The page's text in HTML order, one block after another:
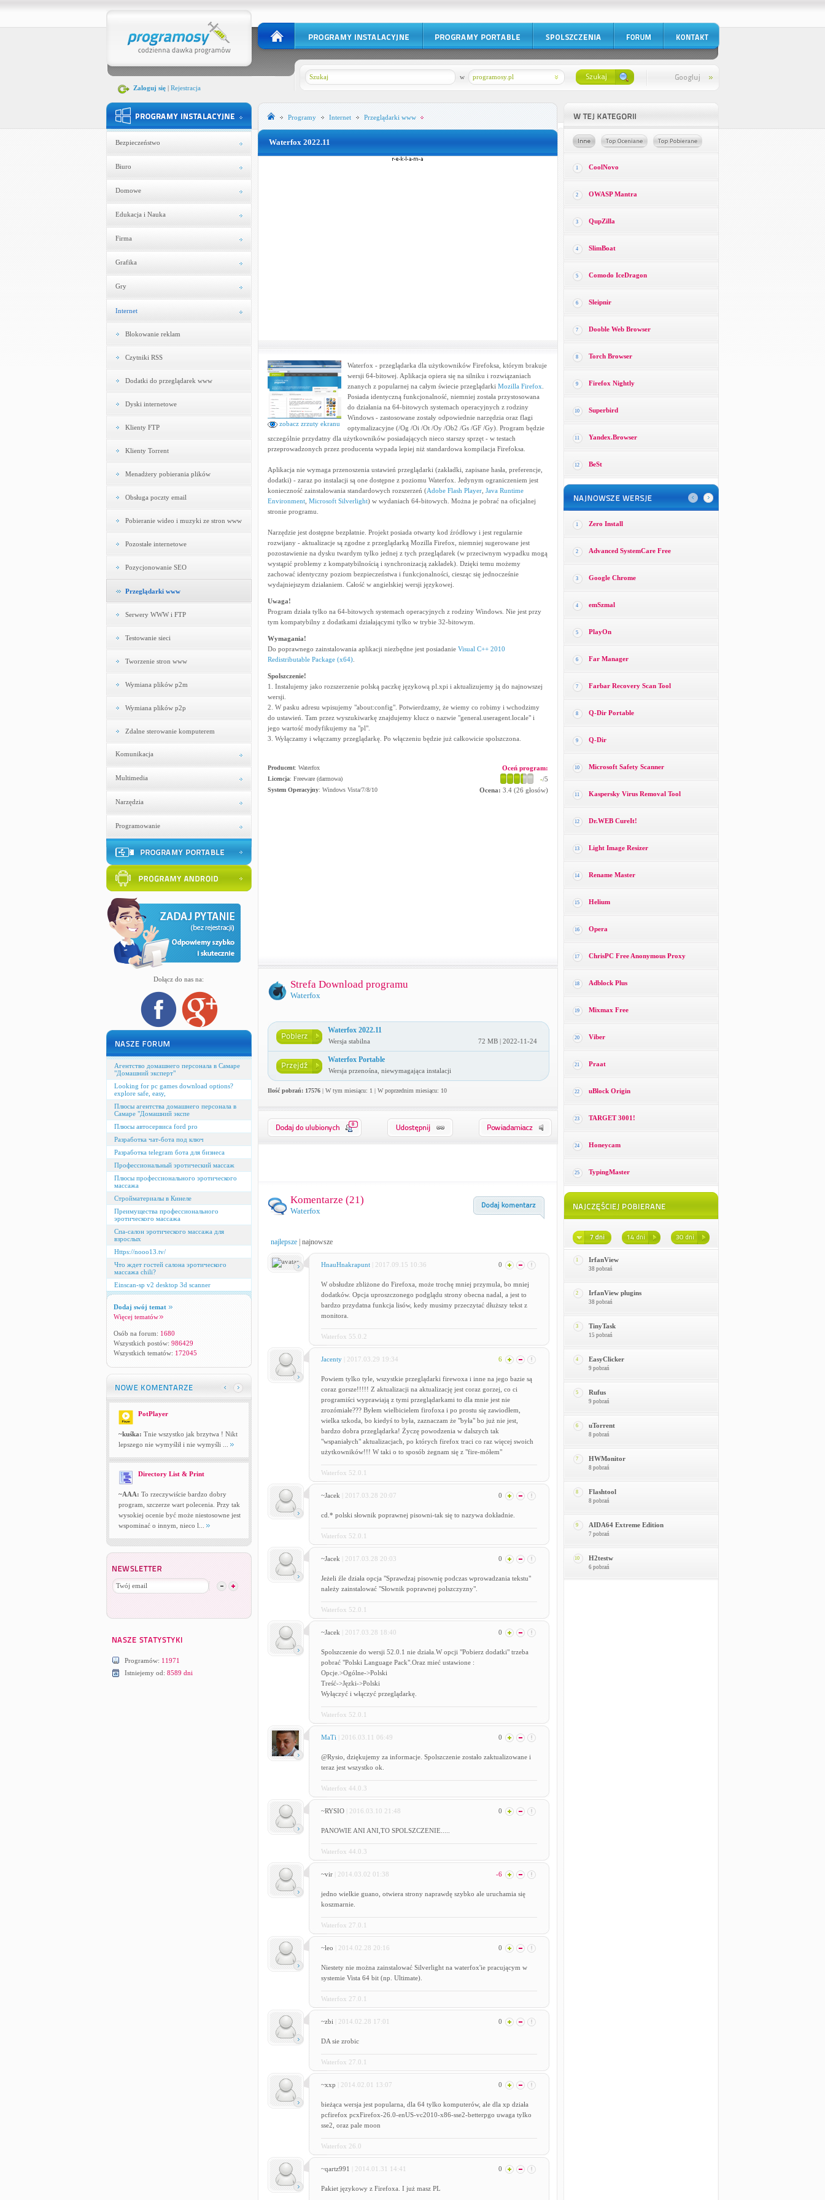
Zaloguj się| Rejestracja
programosy.pl
w
Bezpieczeństwo
Biuro
Domowe
Edukacja i Nauka
Firma
Grafika
Gry
Internet
Blokowanie reklam
Czytniki RSS
Dodatki do przeglądarek www
Dyski internetowe
Klienty FTP
Klienty Torrent
Menadżery pobierania plików
Obsługa poczty email
Pobieranie wideo i muzyki ze stron www
Pozostałe internetowe
Pozycjonowanie SEO
Przeglądarki www
Serwery WWW i FTP
Testowanie sieci
Tworzenie stron www
Wymiana plików p2m
Wymiana plików p2p
Zdalne sterowanie komputerem
Komunikacja
Multimedia
Narzędzia
Programowanie
Dołącz do nas na:
Агентство домашнего персонала в Самаре
"Домашний эксперт"
Looking for pc games download options?
explore safe, easy,
Плюсы агентства домашнего персонала в
Самаре "Домашний экспе
Плюсы автосервиса ford pro
Разработка чат-бота под ключ
Разработка telegram бота для бизнеса
Профессиональный эротический массаж
Плюсы профессионального эротического
массажа
Стройматериалы в Кинеле
Преимущества профессионального
эротического массажа
Спа-салон эротического массажа для
взрослых
Https://nooo13.tv/
Что ждет гостей салона эротического
массажа chili?
Einscan-sp v2 desktop 3d scanner
Dodaj swój temat
Więcej tematów
Osób na forum: 1680
Wszystkich postów: 986429
Wszystkich tematów: 172045
PotPlayer
~kuśka: Tnie wszystko jak brzytwa ! Nikt
lepszego nie wymyślił i nie wymyśli ...
Directory List & Print
~AAA: To rzeczywiście bardzo dobry
program, szczerze wart polecenia. Przy tak
wysokiej ocenie być może niestosowne jest
wspominać o innym, nieco l...
Programów: 11971
Istniejemy od: 8589 dni
Programy Internet Przeglądarki www
Waterfox 2022.11
zobacz zrzuty ekranu
Waterfox - przeglądarka dla użytkowników Firefoksa, którym brakuje
wersji 64-bitowej. Aplikacja opiera się na silniku i rozwiązaniach
znanych z popularnej na całym świecie przeglądarki Mozilla Firefox
Posiada identyczną funkcjonalność, niemniej została przystosowana
do działania na 64-bitowych systemach operacyjnych z rodziny
Windows - zastosowane zostały odpowiednie narzędzia oraz flagi
optymalizacyjne (/Og /Oi /Ot /Oy /Ob2 /Gs /GF /Gy). Program będzie
szczególnie przydatny dla użytkowników posiadających nieco starszy sprzęt - w testach
przeprowadzonych przez producenta wypada lepiej niż standardowa kompilacja Firefoksa.
Aplikacja nie wymaga przenoszenia ustawień przeglądarki (zakładki, zapisane hasła, preferencje,
dodatki) - zaraz po instalacji są one dostępne z poziomu Waterfox. Jedynym ograniczeniem jest
konieczność zainstalowania standardowych rozszerzeń (Adobe Flash Player, Java Runtime
Environment, Microsoft Silverlight) w wydaniach 64-bitowych. Można je pobrać na oficjalnej
stronie programu.
Narzędzie jest dostępne bezpłatnie. Projekt posiada otwarty kod źródłowy i jest regularnie
rozwijany - aktualizacje są zgodne z przeglądarką Mozilla Firefox, niemniej sugerowane jest
pozostawienie na dysku twardym tylko jednej z tych przeglądarek (w przeciwnym wypadku mogą
wystąpić problemy z kompatybilnością i synchronizacją zakładek). Dzięki temu możemy
zachować identyczny poziom bezpieczeństwa i funkcjonalności, ciesząc się jednocześnie
wydajniejszym działaniem. Całość w angielskiej wersji językowej.
Uwaga!
Program działa tylko na 64-bitowych systemach operacyjnych z rodziny Windows. Nie jest przy
tym kompatybilny z dodatkami działającymi tylko w trybie 32-bitowym.
Wymagania!
Do poprawnego zainstalowania aplikacji niezbędne jest posiadanie Visual C++ 2010
Redistributable Package (x64).
Spolszczenie!
1. Instalujemy jako rozszerzenie polską paczkę językową pl.xpi i aktualizujemy ją do najnowszej
wersji.
2. W pasku adresu wpisujemy "about:config". Potwierdzamy, że wiemy co robimy i wchodzimy
do ustawień. Tam przez wyszukiwarkę znajdujemy klucz o nazwie "general.useragent.locale" i
jego wartość modyfikujemy na "pl".
3. Wyłączamy i włączamy przeglądarkę. Po włączeniu będzie już całkowicie spolszczona.
Producent: Waterfox
Licencja: Freeware (darmowa)
System Operacyjny: Windows Vista/7/8/10
Oceń program:
-/5
Ocena: 3.4(26 głosów)
Strefa Download programu
Waterfox
Waterfox 2022.11
Wersja stabilna 72 MB | 2022-11-24
Waterfox Portable
Wersja przenośna, niewymagająca instalacji
Ilość pobrań: 17576| W tym miesiącu: 1 | W poprzednim miesiącu: 10
0
Komentarze (21)
Waterfox
najlepsze| najnowsze
HnauHnakrapunt | 2017.09.15 10:36 0
W obsłudze zbliżone do Firefoxa, może trochę mniej przymula, bo mniej
dodatków. Opcja uproszczonego podglądu strony obecna nadal, a jest to
bardzo przydatna funkcja lisów, kedy musimy przeczytać dłuższy tekst z
monitora.
Waterfox 55.0.2
Jacenty | 2017.03.29 19:34 6
Powiem tylko tyle, wszystkie przeglądarki firewoxa i inne na jego bazie są
coraz gorsze!!!!! Z aktualizacji na aktualizację jest coraz gorzej, co ci
programiści wyprawiają z tymi przeglądarkami to dla mnie jest nie
zrozómiałe??? Byłem wielbicielem firofoxa i po prostu się zawiodłem,
wielka szkoda, bo kiedyś to była, zaznaczam że "była" bo już nie jest,
bardzo dobra przeglądarka! Życzę powodzenia w dalszych tak
"wspaniałych" aktualizacjach, po których firefox traci co raz więcej swoich
użytkowników!!! W taki o to sposób żegnam się z "fire-mółem"
Waterfox 52.0.1
~Jacek | 2017.03.28 20:07 0
cd.* polski słownik poprawnej pisowni-tak się to nazywa dokładnie.
Waterfox 52.0.1
~Jacek | 2017.03.28 20:03 0
Jeżeli źle działa opcja "Sprawdzaj pisownię podczas wprowadzania tekstu"
należy zainstalować "Słownik poprawnej polszczyzny".
Waterfox 52.0.1
~Jacek | 2017.03.28 18:40 0
Spolszczenie do wersji 52.0.1 nie działa.W opcji "Pobierz dodatki" trzeba
pobrać "Polski Language Pack".Oraz mieć ustawione :
Opcje.>Ogólne->Polski
Treść->Jęzki->Polski
Wyłączyć i włączyć przeglądarkę.
Waterfox 52.0.1
MaTi | 2016.03.11 06:49 0
@Rysio, dziękujemy za informacje. Spolszczenie zostało zaktualizowane i
teraz jest wszystko ok.
Waterfox 44.0.3
~RYSIO | 2016.03.10 21:48 0
PANOWIE ANI ANI,TO SPOLSZCZENIE.....
Waterfox 44.0.3
~vir | 2014.03.02 01:38 -6
jedno wielkie guano, otwiera strony naprawdę szybko ale uruchamia się
koszmarnie.
Waterfox 27.0.1
~leo | 2014.02.28 20:16 0
Niestety nie można zainstalować Silverlight na waterfox'ie pracującym w
systemie Vista 64 bit (np. Ultimate).
Waterfox 27.0.1
~zbi | 2014.02.28 17:01 0
DA sie zrobic
Waterfox 27.0.1
~xxp | 2014.02.01 13:07 0
bieżąca wersja jest popularna, dla 64 tylko komputerów, ale dla xp działa
pcfirefox pcxFirefox-26.0-enUS-vc2010-x86-sse2-betterpgo uwaga tylko
sse2, oraz pale moon
Waterfox 26.0
~qartz991 | 2014.01.31 14:41 0
Pakiet językowy z Firefoxa. I już masz PL
1 CoolNovo
2 OWASP Mantra
3 QupZilla
4 SlimBoat
5 Comodo IceDragon
6 Sleipnir
7 Dooble Web Browser
8 Torch Browser
9 Firefox Nightly
10 Superbird
11 Yandex.Browser
12 BeSt
1 Zero Install
2 Advanced SystemCare Free
3 Google Chrome
4 emSzmal
5 PlayOn
6 Far Manager
7 Farbar Recovery Scan Tool
8 Q-Dir Portable
9 Q-Dir
10 Microsoft Safety Scanner
11 Kaspersky Virus Removal Tool
12 Dr.WEB CureIt!
13 Light Image Resizer
14 Rename Master
15 Helium
16 Opera
17 ChrisPC Free Anonymous Proxy
18 Adblock Plus
19 Mixmax Free
20 Viber
21 Praat
22 uBlock Origin
23 TARGET 3001!
24 Honeycam
25 TypingMaster
1 IrfanView
38 pobrań
2 IrfanView plugins
38 pobrań
3 TinyTask
15 pobrań
4 EasyClicker
9 pobrań
5 Rufus
9 pobrań
6 uTorrent
8 pobrań
7 HWMonitor
8 pobrań
8 Flashtool
8 pobrań
9 AIDA64 Extreme Edition
7 pobrań
10 H2testw
6 pobrań